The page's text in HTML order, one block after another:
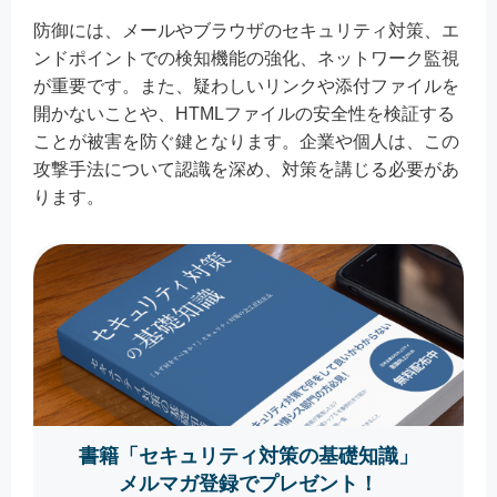
防御には、メールやブラウザのセキュリティ対策、エ
ンドポイントでの検知機能の強化、ネットワーク監視
が重要です。また、疑わしいリンクや添付ファイルを
開かないことや、HTMLファイルの安全性を検証する
ことが被害を防ぐ鍵となります。企業や個人は、この
攻撃手法について認識を深め、対策を講じる必要があ
ります。
書籍「セキュリティ対策の基礎知識」
メルマガ登録でプレゼント！